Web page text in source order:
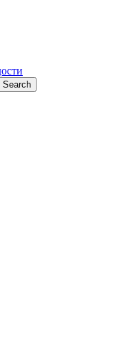
Search